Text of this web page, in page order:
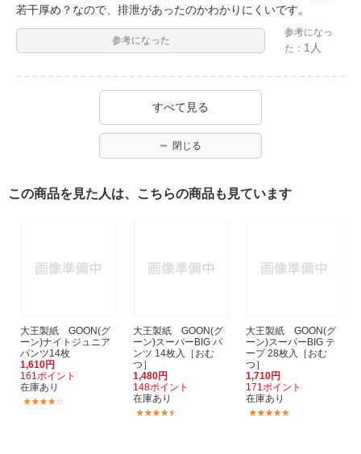
若干厚め？なので、排泄があったのかわかりにくいです。
参考になった
参考になっ
た： 1人
すべて見る
閉じる
この商品を見た人は、こちらの商品も見ています
大王製紙 GOON(グ
ーン)ナイトジュニア
パンツ14枚
1,610円
161ポイント
在庫あり
大王製紙 GOON(グ
ーン)スーパーBIG パ
ンツ 14枚入［おむ
つ］
1,480円
148ポイント
在庫あり
大王製紙 GOON(グ
ーン)スーパーBIG テ
ープ 28枚入［おむ
つ］
1,710円
171ポイント
在庫あり